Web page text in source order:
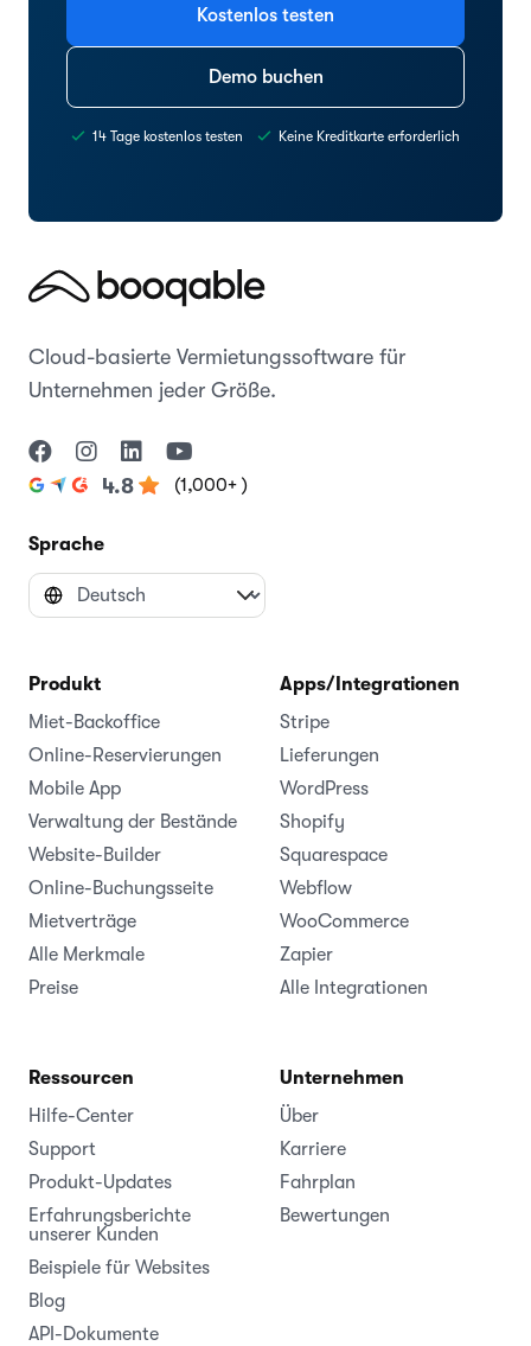
Kostenlos testen
Demo buchen
14 Tage kostenlos testen Keine Kreditkarte erforderlich
Cloud-basierte Vermietungssoftware für
Unternehmen jeder Größe.
4.8 (1,000+ )
Sprache
Produkt
Miet-Backoffice
Online-Reservierungen
Mobile App
Verwaltung der Bestände
Website-Builder
Online-Buchungsseite
Mietverträge
Alle Merkmale
Preise
Apps/Integrationen
Stripe
Lieferungen
WordPress
Shopify
Squarespace
Webflow
WooCommerce
Zapier
Alle Integrationen
Ressourcen
Hilfe-Center
Support
Produkt-Updates
Erfahrungsberichte
unserer Kunden
Beispiele für Websites
Blog
API-Dokumente
Unternehmen
Über
Karriere
Fahrplan
Bewertungen